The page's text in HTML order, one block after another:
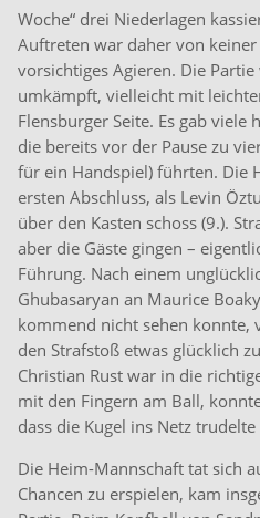
Woche“ drei Niederlagen
Auftreten war daher von
vorsichtiges Agieren. Die
umkämpft, vielleicht mit
Flensburger Seite. Es gab
die bereits vor der Pause zu
für ein Handspiel) führten. Die
ersten Abschluss, als Levin
über den Kasten schoss (9.).
aber die Gäste gingen –
Führung. Nach einem
Ghubasaryan an Maurice
kommend nicht sehen konnte,
den Strafstoß etwas glücklich
Christian Rust war in die
mit den Fingern am Ball,
dass die Kugel ins Netz trudelte
Die Heim-Mannschaft tat sich
Chancen zu erspielen, kam